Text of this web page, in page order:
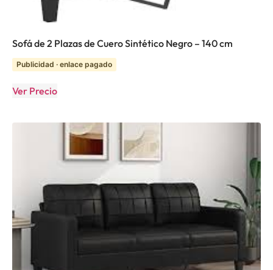
Sofá de 2 Plazas de Cuero Sintético Negro – 140 cm
Publicidad · enlace pagado
Ver Precio